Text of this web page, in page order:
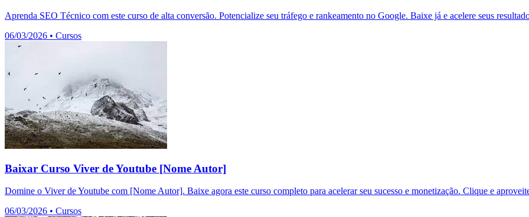
Aprenda SEO Técnico com este curso de alta conversão. Potencialize seu tráfego e rankeamento no Google. Baixe já e acelere seus
06/03/2026 • Cursos
Baixar Curso Viver de Youtube [Nome Autor]
Domine o Viver de Youtube com [Nome Autor]. Baixe agora este curso completo para acelerar seu sucesso e monetização. Clique e
06/03/2026 • Cursos